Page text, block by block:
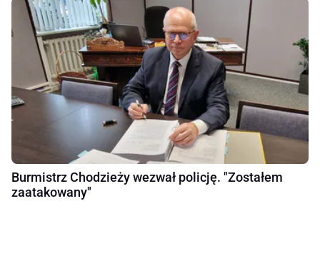
Burmistrz Chodzieży wezwał policję. "Zostałem
zaatakowany"